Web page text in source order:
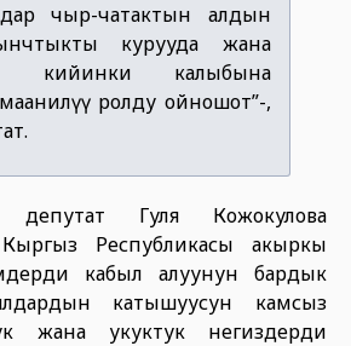
чыр-чатактын алдын
курууда жана
кийинки калыбына
маанилүү ролду ойношот”-,
Гуля Кожокулова
Кыргыз Республикасы акыркы
кабыл алуунун бардык
катышуусун камсыз
жана укуктук негиздерди